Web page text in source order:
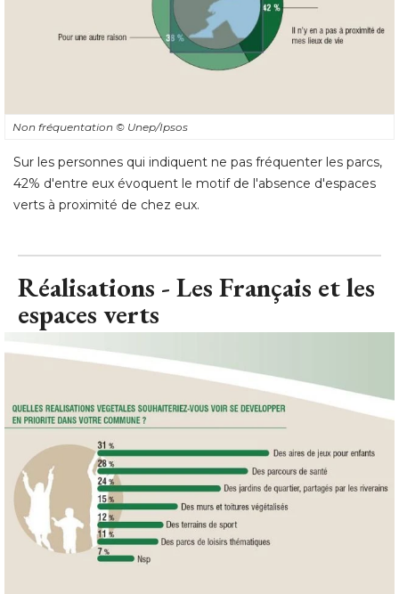
Non fréquentation © Unep/Ipsos
Sur les personnes qui indiquent ne pas fréquenter les parcs,
42% d'entre eux évoquent le motif de l'absence d'espaces
verts à proximité de chez eux.
Réalisations - Les Français et les
espaces verts